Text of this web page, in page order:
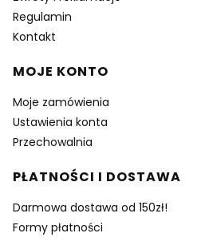
Regulamin
Kontakt
MOJE KONTO
Moje zamówienia
Ustawienia konta
Przechowalnia
PŁATNOŚCI I DOSTAWA
Darmowa dostawa od 150zł!
Formy płatności